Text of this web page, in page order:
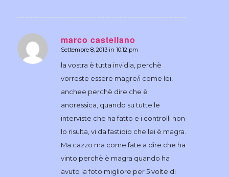
marco castellano
dice:
Settembre 8, 2013 in 10:12 pm
la vostra è tutta invidia, perchè
vorreste essere magre/i come lei,
anchee perchè dire che è
anoressica, quando su tutte le
interviste che ha fatto e i controlli non
lo risulta, vi da fastidio che lei è magra.
Ma cazzo ma come fate a dire che ha
vinto perchè è magra quando ha
avuto la foto migliore per 5 volte di